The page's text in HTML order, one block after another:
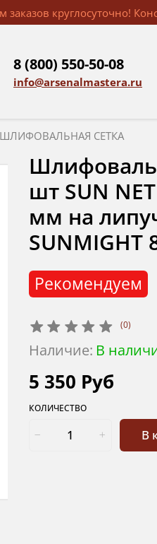
заказов круглосуточно!
8 (800) 550-50-08
info@arsenalmastera.ru
ШЛИФОВАЛЬНАЯ СЕТКА
(0)
Наличие: В
Рекомендуем
шт SUN
мм на
SUNMIGHT
5 350 Руб
КОЛИЧЕСТВО
В